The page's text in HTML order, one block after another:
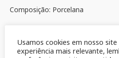
Composição: Porcelana
uso e cuidados: Vide Rótulo da
Usamos cookies em nosso
experiência mais relevante,